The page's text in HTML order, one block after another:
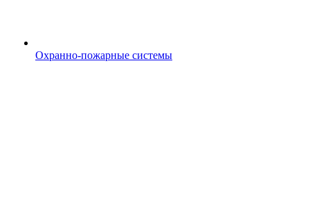
Охранно-пожарные системы